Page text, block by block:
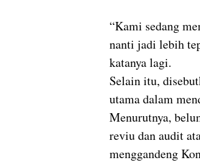
“Kami sedang
nanti jadi lebih
katanya lagi.
Selain itu,
utama dalam
Menurutnya,
reviu dan audit
menggandeng